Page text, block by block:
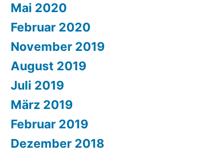
Mai 2020
Februar 2020
November 2019
August 2019
Juli 2019
März 2019
Februar 2019
Dezember 2018